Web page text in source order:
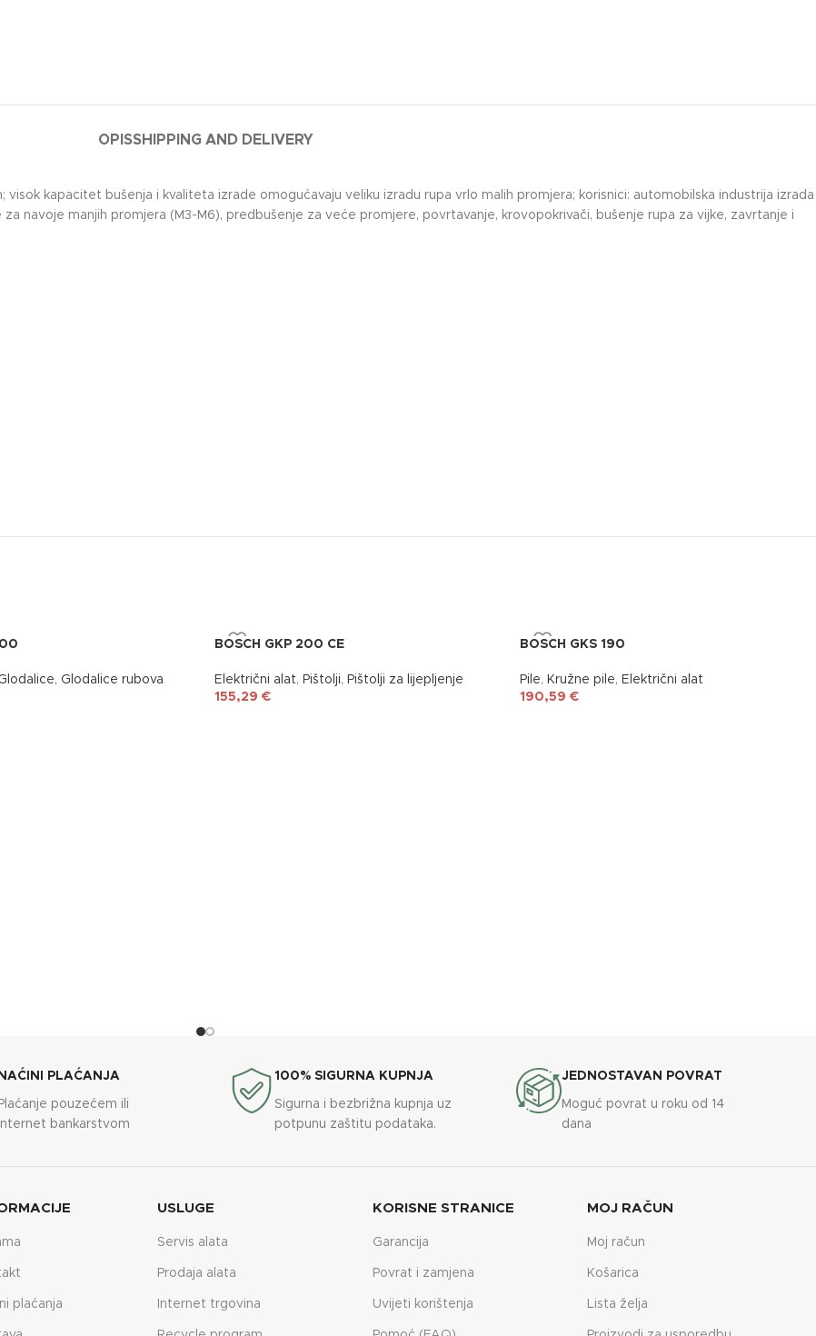
OPISSHIPPING AND DELIVERY
visok kapacitet bušenja i kvaliteta izrade omogućavaju veliku izradu rupa vrlo malih promjera; korisnici: automobilska industrija izrada
navoje manjih promjera (M3-M6), predbušenje za veće promjere, povrtavanje, krovopokrivači, bušenje rupa za vijke, zavrtanje i
, Glodalice rubova
BOSCH GKP 200 CE
Električni alat, Pištolji, Pištolji za lijepljenje
155,29 €
BOSCH GKS 190
Pile, Kružne pile, Električni alat
190,59 €
NAĆINI PLAĆANJA
pouzećem ili
bankarstvom
100% SIGURNA KUPNJA
Sigurna i bezbrižna kupnja uz
potpunu zaštitu podataka.
JEDNOSTAVAN POVRAT
Moguć povrat u roku od 14
dana
plaćanja
USLUGE
Servis alata
Prodaja alata
Internet trgovina
KORISNE STRANICE
Garancija
Povrat i zamjena
Uvijeti korištenja
MOJ RAČUN
Moj račun
Košarica
Lista želja